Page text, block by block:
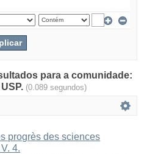
para a comunidade:
(0.089 segundos)
progrès des sciences
4.